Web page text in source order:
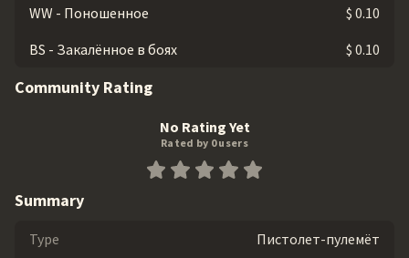
WW - Поношенное
$ 0.10
BS - Закалённое в боях
$ 0.10
Community Rating
No Rating Yet
Rated by 0 users
Summary
Type
Пистолет-пулемёт